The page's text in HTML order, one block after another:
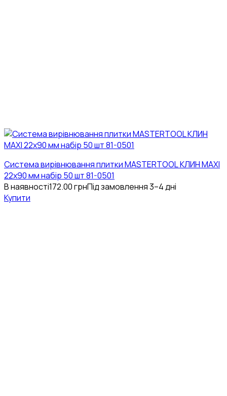
Система вирівнювання плитки MASTERTOOL КЛИН MAXI
22х90 мм набір 50 шт 81-0501
В наявності172.00грнПід замовлення 3–4 дні
Купити